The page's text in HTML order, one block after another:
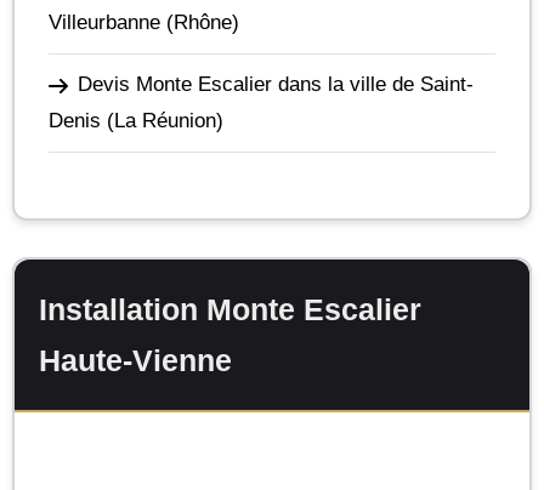
Villeurbanne (Rhône)
Devis Monte Escalier dans la ville de Saint-
Denis (La Réunion)
Installation Monte Escalier
Haute-Vienne